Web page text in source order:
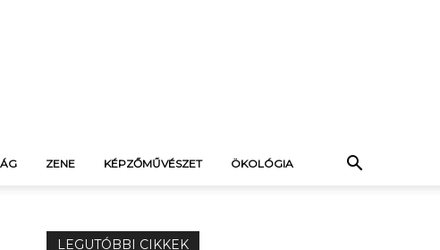
ZENE KÉPZŐMŰVÉSZET ÖKOLÓGIA
LEGUTÓBBI CIKKEK